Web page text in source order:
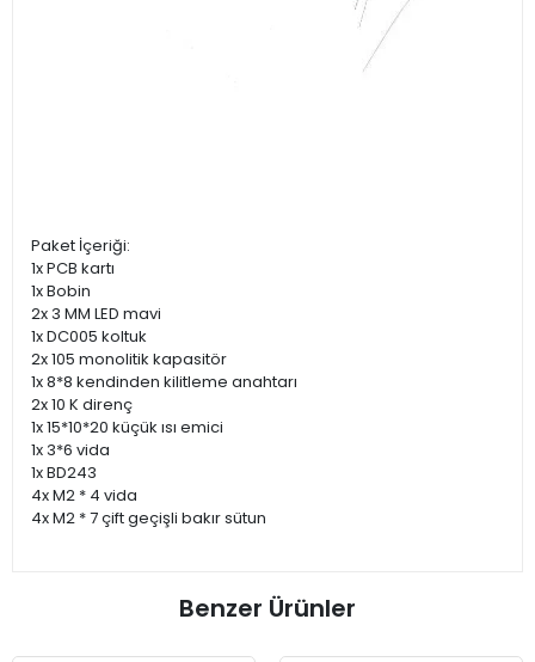
Paket İçeriği:
1x PCB kartı
1x Bobin
2x 3 MM LED mavi
1x DC005 koltuk
2x 105 monolitik kapasitör
1x 8*8 kendinden kilitleme anahtarı
2x 10 K direnç
1x 15*10*20 küçük ısı emici
1x 3*6 vida
1x BD243
4x M2 * 4 vida
4x M2 * 7 çift geçişli bakır sütun
Benzer Ürünler